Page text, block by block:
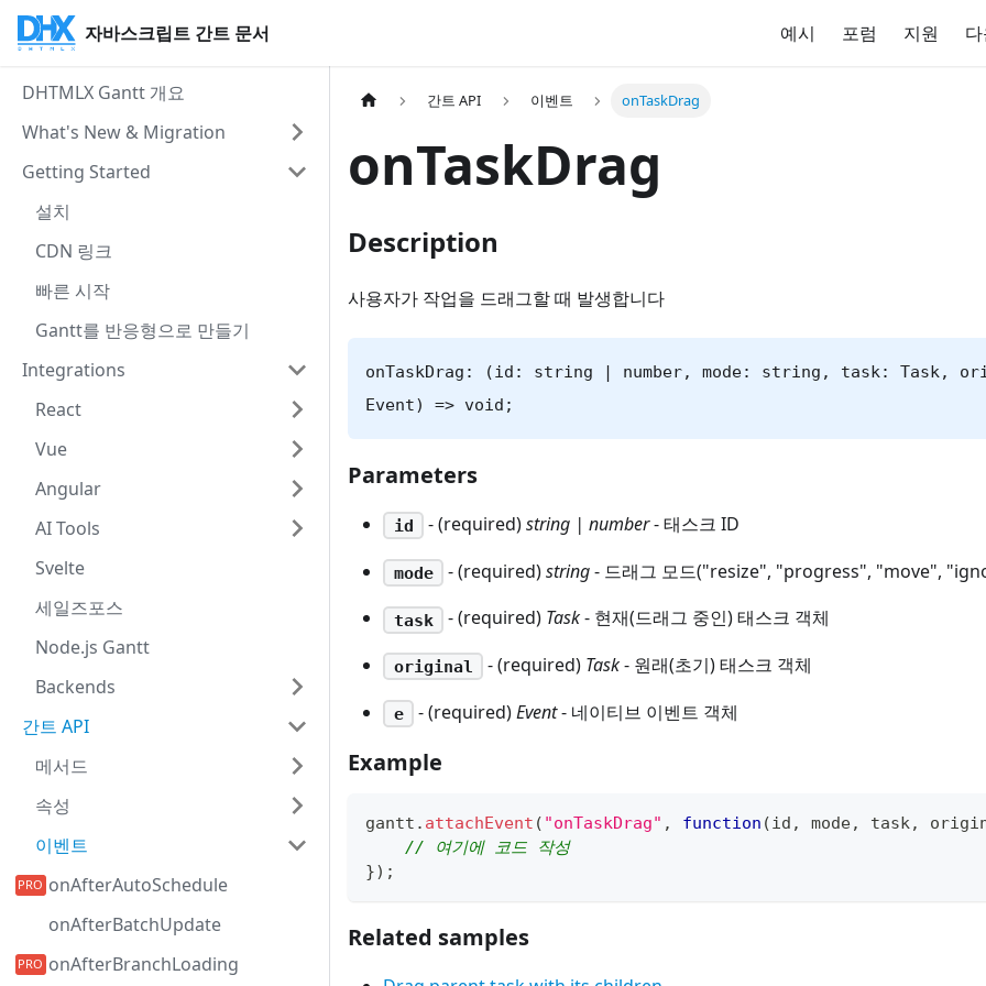
자바스크립트 간트 문서 예시 포럼 지원
DHTMLX Gantt 개요
What's New & Migration
Getting Started
설치
CDN 링크
빠른 시작
Gantt를 반응형으로 만들기
Integrations
React
Vue
Angular
AI Tools
Svelte
세일즈포스
Node.js Gantt
Backends
간트 API
메서드
속성
이벤트
onAfterAutoSchedule
onAfterBatchUpdate
onAfterBranchLoading
간트 API 이벤트 onTaskDrag
onTaskDrag
Description
사용자가 작업을 드래그할 때 발생합니다
onTaskDrag: (id: string | number, mode: string, task: Task,
Event) => void;
Parameters
id - (required)string | number- 태스크 ID
mode - (required)string- 드래그 모드("resize", "progress", "move",
task - (required) Task- 현재(드래그 중인) 태스크 객체
original - (required) Task- 원래(초기) 태스크 객체
e - (required)Event- 네이티브 이벤트 객체
Example
gantt . attachEvent ( "onTaskDrag" , function (id , mode, task,
// 여기에 코드 작성
}) ;
Related samples